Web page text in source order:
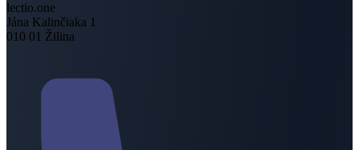
lectio.one
Jána Kalinčiaka 1
010 01 Žilina